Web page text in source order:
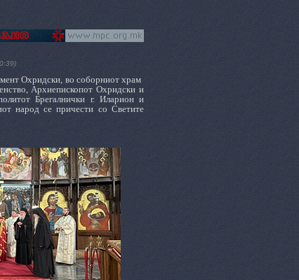
Охридски, во соборниот храм
Архиепископот Охридски и
Брегалнички г. Иларион и
народ се причести со Светите